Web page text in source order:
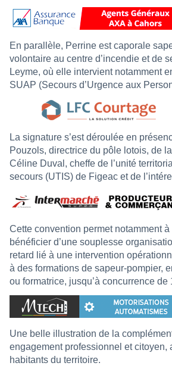
En parallèle, Perrine est caporale
volontaire au centre d’incendie et de
Leyme, où elle intervient notamment
SUAP (Secours d’Urgence aux
La signature s’est déroulée en
Pouzols, directrice du pôle lotois, de
Céline Duval, cheffe de l’unité
secours (UTIS) de Figeac et de
Cette convention permet notamment
bénéficier d’une souplesse
retard lié à une intervention
à des formations de sapeur-pompier,
ou formatrice, jusqu’à concurrence de
Une belle illustration de la
engagement professionnel et citoyen,
habitants du territoire.